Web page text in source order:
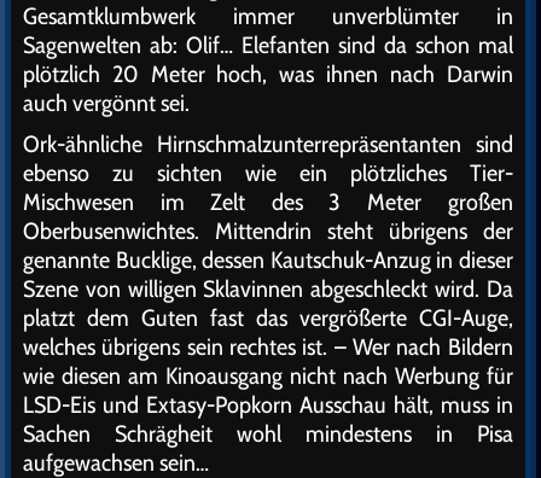
Gesamtklumbwerk immer unverblümter in
Sagenwelten ab: Olif… Elefanten sind da schon mal
plötzlich 20 Meter hoch, was ihnen nach Darwin
auch vergönnt sei.
Ork-ähnliche Hirnschmalzunterrepräsentanten sind
ebenso zu sichten wie ein plötzliches Tier-
Mischwesen im Zelt des 3 Meter großen
Oberbusenwichtes. Mittendrin steht übrigens der
genannte Bucklige, dessen Kautschuk-Anzug in dieser
Szene von willigen Sklavinnen abgeschleckt wird. Da
platzt dem Guten fast das vergrößerte CGI-Auge,
welches übrigens sein rechtes ist. – Wer nach Bildern
wie diesen am Kinoausgang nicht nach Werbung für
LSD-Eis und Extasy-Popkorn Ausschau hält, muss in
Sachen Schrägheit wohl mindestens in Pisa
aufgewachsen sein…